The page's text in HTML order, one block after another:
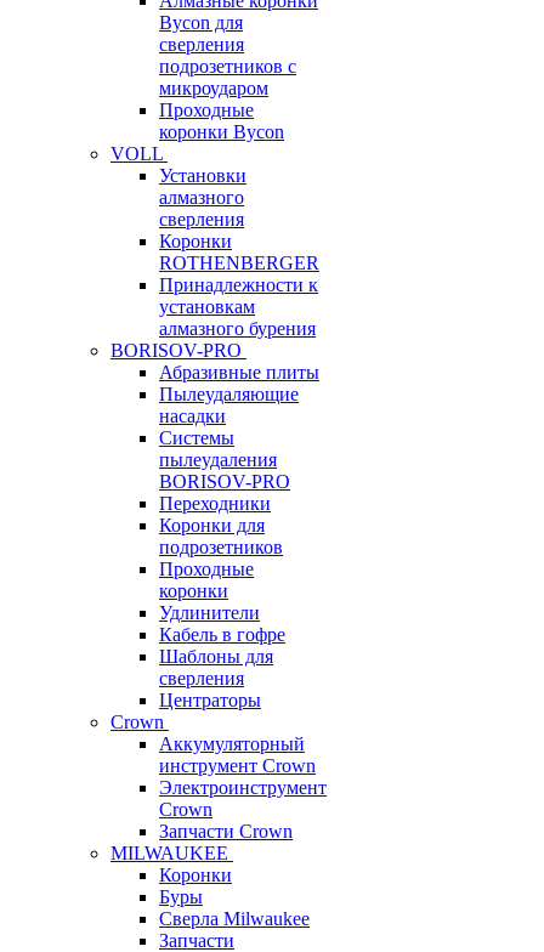
Bycon для
сверления
подрозетников с
микроударом
Проходные
коронки Bycon
VOLL
Установки
алмазного
сверления
Коронки
ROTHENBERGER
Принадлежности к
установкам
алмазного бурения
BORISOV-PRO
Абразивные плиты
Пылеудаляющие
насадки
Системы
пылеудаления
BORISOV-PRO
Переходники
Коронки для
подрозетников
Проходные
коронки
Удлинители
Кабель в гофре
Шаблоны для
сверления
Центраторы
Crown
Аккумуляторный
инструмент Crown
Электроинструмент
Crown
Запчасти Crown
MILWAUKEE
Коронки
Буры
Сверла Milwaukee
Запчасти